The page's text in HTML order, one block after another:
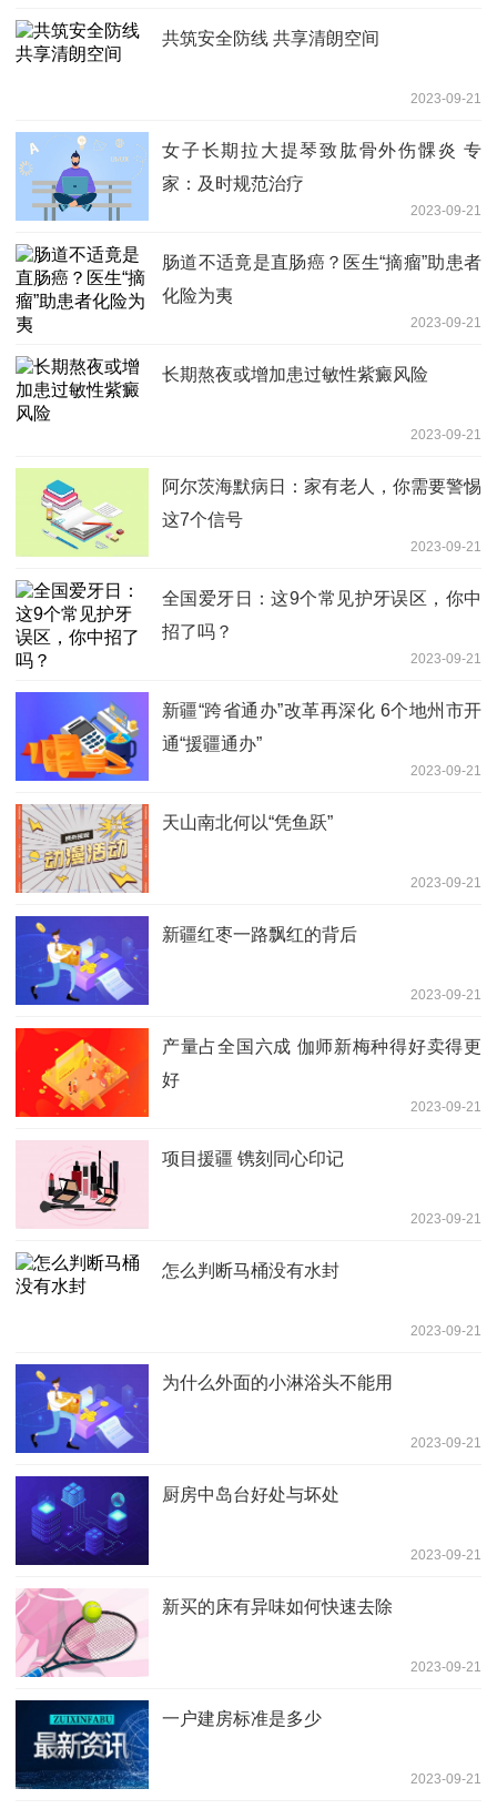
共筑安全防线 共享清朗空间
2023-09-21
女子长期拉大提琴致肱骨外伤髁炎 专
家：及时规范治疗
2023-09-21
肠道不适竟是直肠癌？医生“摘瘤”助患者
化险为夷
2023-09-21
长期熬夜或增加患过敏性紫癜风险
2023-09-21
阿尔茨海默病日：家有老人，你需要警惕
这7个信号
2023-09-21
全国爱牙日：这9个常见护牙误区，你中
招了吗？
2023-09-21
新疆“跨省通办”改革再深化 6个地州市开
通“援疆通办”
2023-09-21
天山南北何以“凭鱼跃”
2023-09-21
新疆红枣一路飘红的背后
2023-09-21
产量占全国六成 伽师新梅种得好卖得更
好
2023-09-21
项目援疆 镌刻同心印记
2023-09-21
怎么判断马桶没有水封
2023-09-21
为什么外面的小淋浴头不能用
2023-09-21
厨房中岛台好处与坏处
2023-09-21
新买的床有异味如何快速去除
2023-09-21
一户建房标准是多少
2023-09-21